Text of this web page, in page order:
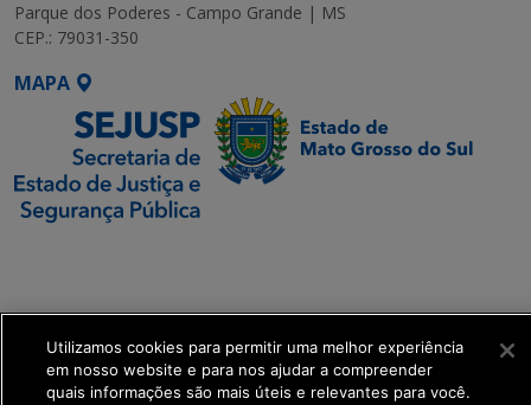
Parque dos Poderes - Campo Grande | MS
CEP.: 79031-350
MAPA
Transformação Digital
get_footer();
Utilizamos cookies para permitir uma melhor experiência
em nosso website e para nos ajudar a compreender
quais informações são mais úteis e relevantes para você.